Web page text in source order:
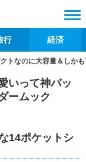
行 経済
トなのに大容量＆しか
いって神バッ
ームック
14ポケットシ